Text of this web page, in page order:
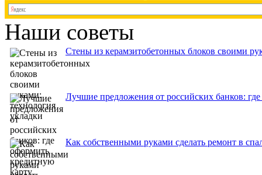
Наши советы
Стены из керамзитобетонных блоков своими
Лучшие предложения от российских банков:
Как собственными руками сделать ремонт в